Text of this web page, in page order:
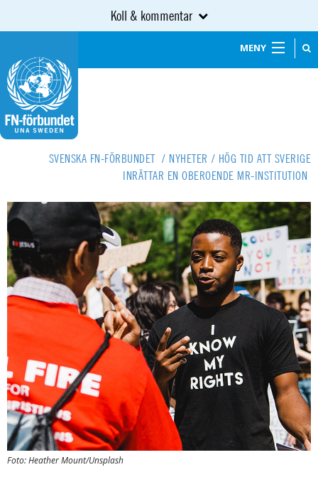
Koll & kommentar
MENY
SVENSKA FN-FÖRBUNDET / NYHETER / HÖG TID ATT SVERIGE
INRÄTTAR EN OBEROENDE MR-INSTITUTION
Foto: Heather Mount/Unsplash